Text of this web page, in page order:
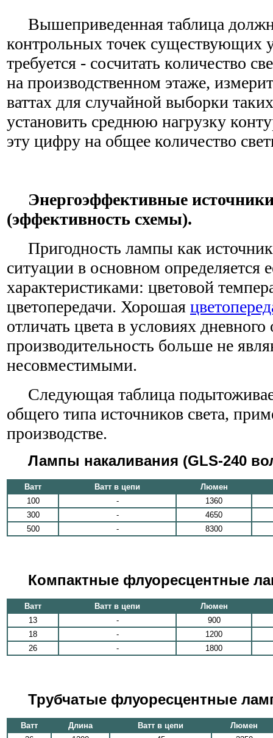
Вышеприведенная таблица
контрольных точек существующих
требуется - сосчитать количество
на производственном этаже,
ваттах для случайной выборки
установить среднюю нагрузку
эту цифру на общее количество
Энергоэффективные
(эффективность схемы).
Пригодность лампы как
ситуации в основном определяется
характеристиками: цветовой
цветопередачи. Хорошая
отличать цвета в условиях
производительность больше не
несовместимыми.
Следующая таблица
общего типа источников света,
производстве.
Лампы накаливания (GLS-240
Ватт Ватт в цепи
Люмен
100
-
1360
300
-
4650
500
- 8300
Компактные флуоресцентные
Ватт Ватт в цепи
Люмен
13
-
900
18
-
1200
26
- 1800
Трубчатые флуоресцентные
Ватт Длина Ватт в цепи
Люмен